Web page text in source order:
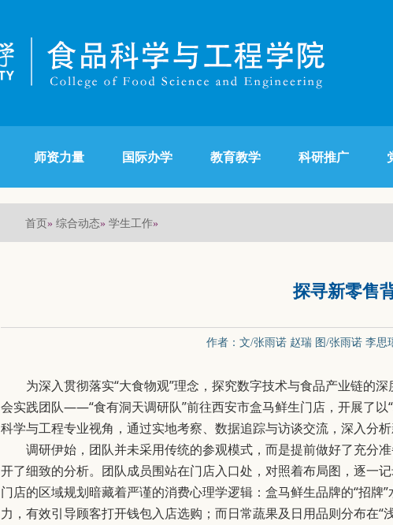
师资力量 国际办学 教育教学 科研推广
首页» 综合动态» 学生工作»
探寻新零售
作者：文/张雨诺 赵瑞 图/张雨诺
为深入贯彻落实“大食物观”理念，探究数字技术与食品产业链的
会实践团队——“食有洞天调研队”前往西安市盒马鲜生门店，开展了
科学与工程专业视角，通过实地考察、数据追踪与访谈交流，深入分
调研伊始，团队并未采用传统的参观模式，而是提前做好了充分
开了细致的分析。团队成员围站在门店入口处，对照着布局图，逐一
门店的区域规划暗藏着严谨的消费心理学逻辑：盒马鲜生品牌的“招
力，有效引导顾客打开钱包入店选购；而日常蔬果及日用品则分布在